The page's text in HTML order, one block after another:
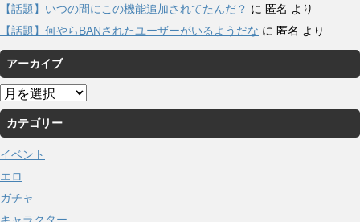
【話題】いつの間にこの機能追加されてたんだ？ に 匿名 より
【話題】何やらBANされたユーザーがいるようだな に 匿名 より
アーカイブ
ア
ー
カ
イ
ブ
カテゴリー
イベント
エロ
ガチャ